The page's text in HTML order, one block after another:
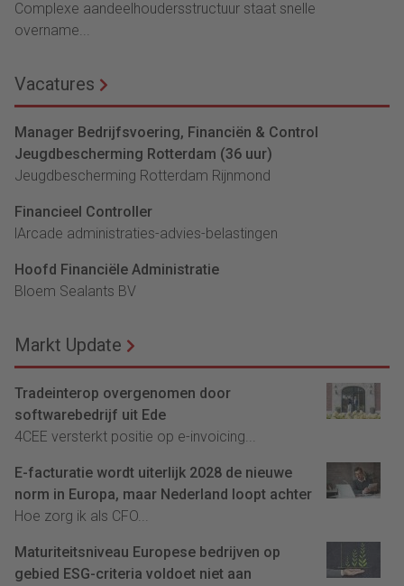
Complexe aandeelhoudersstructuur staat snelle
overname...
Vacatures
Manager Bedrijfsvoering, Financiën & Control
Jeugdbescherming Rotterdam (36 uur)
Jeugdbescherming Rotterdam Rijnmond
Financieel Controller
lArcade administraties-advies-belastingen
Hoofd Financiële Administratie
Bloem Sealants BV
Markt Update
Tradeinterop overgenomen door
softwarebedrijf uit Ede
4CEE versterkt positie op e-invoicing...
E-facturatie wordt uiterlijk 2028 de nieuwe
norm in Europa, maar Nederland loopt achter
Hoe zorg ik als CFO...
Maturiteitsniveau Europese bedrijven op
gebied ESG-criteria voldoet niet aan